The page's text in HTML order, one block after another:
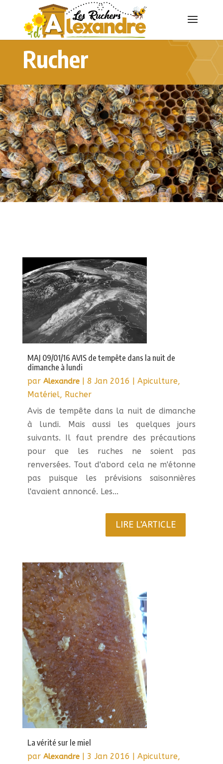
Rucher
MAJ 09/01/16 AVIS de tempête dans la nuit de
dimanche à lundi
par Alexandre| 8 Jan 2016 | Apiculture,
Matériel, Rucher
Avis de tempête dans la nuit de dimanche
à lundi. Mais aussi les quelques jours
suivants. Il faut prendre des précautions
pour que les ruches ne soient pas
renversées. Tout d'abord cela ne m'étonne
pas puisque les prévisions saisonnières
l'avaient annoncé. Les...
LIRE L'ARTICLE
La vérité sur le miel
par Alexandre| 3 Jan 2016 | Apiculture,